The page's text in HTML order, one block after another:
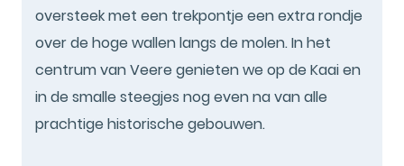
oversteek met een trekpontje een extra rondje
over de hoge wallen langs de molen. In het
centrum van Veere genieten we op de Kaai en
in de smalle steegjes nog even na van alle
prachtige historische gebouwen.